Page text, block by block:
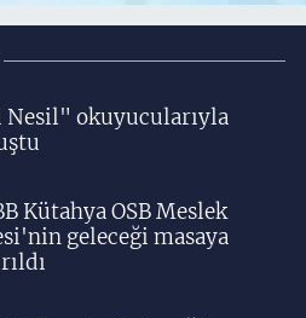
okuyucularıyla
Kütahya OSB Meslek
geleceği masaya